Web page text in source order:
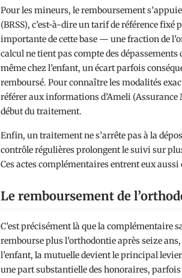
Pour les mineurs, le remboursement
(BRSS), c’est-à-dire un tarif de référence
importante de cette base — une fraction de
calcul ne tient pas compte des
même chez l’enfant, un écart parfois
remboursé. Pour connaître les modalités
référer aux informations d’Ameli (Assurance
début du traitement.
Enfin, un traitement ne s’arrête pas à la
contrôle régulières prolongent le suivi sur
Ces actes complémentaires entrent eux aussi
Le remboursement de
C’est précisément là que la complémentaire
rembourse plus l’orthodontie après seize
l’enfant, la mutuelle devient le principal
une part substantielle des honoraires,